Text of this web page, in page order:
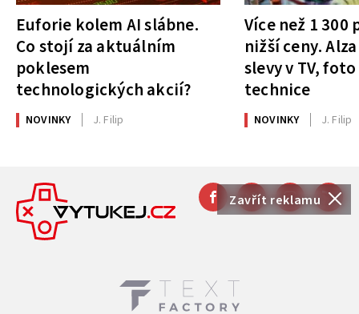
Zavřít reklamu
Euforie kolem AI slábne.
Co stojí za aktuálním
poklesem
technologických akcií?
NOVINKY J. Filip
Více než 1
nižší ceny.
slevy v TV,
technice
NOVINKY J. Filip